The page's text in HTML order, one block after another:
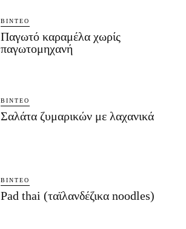
ΒΊΝΤΕΟ
Παγωτό καραμέλα χωρίς
παγωτομηχανή
ΒΊΝΤΕΟ
Σαλάτα ζυμαρικών με λαχανικά
ΒΊΝΤΕΟ
Pad thai (ταϊλανδέζικα noodles)